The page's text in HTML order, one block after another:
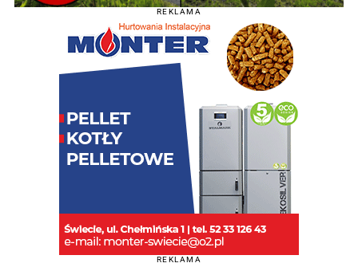
REKLAMA
REKLAMA